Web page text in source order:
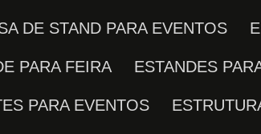
DE STAND PARA EVENTOS
PARA FEIRA ESTANDES
PARA EVENTOS